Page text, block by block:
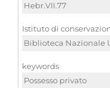
Hebr.VII.77
Istituto di
Biblioteca Nazionale
keywords
Possesso privato